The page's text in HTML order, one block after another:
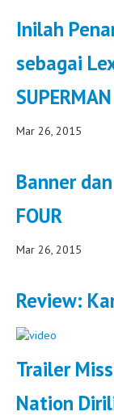
Inilah
sebagai
SUPERMAN
Mar 26, 2015
Banner
FOUR
Mar 26, 2015
Review:
Trailer
Nation